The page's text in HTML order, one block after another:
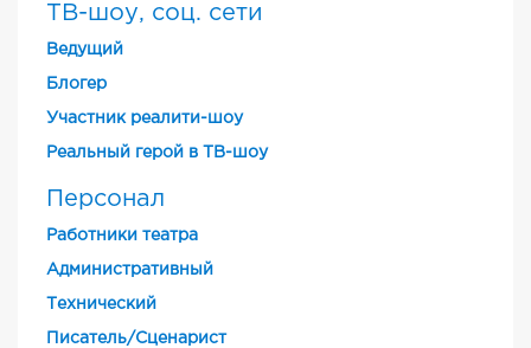
ТВ-шоу, соц. сети
Ведущий
Блогер
Участник реалити-шоу
Реальный герой в ТВ-шоу
Персонал
Работники театра
Административный
Технический
Писатель/Сценарист